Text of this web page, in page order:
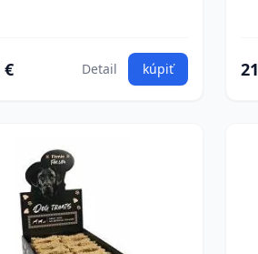
€ Detail kúpiť